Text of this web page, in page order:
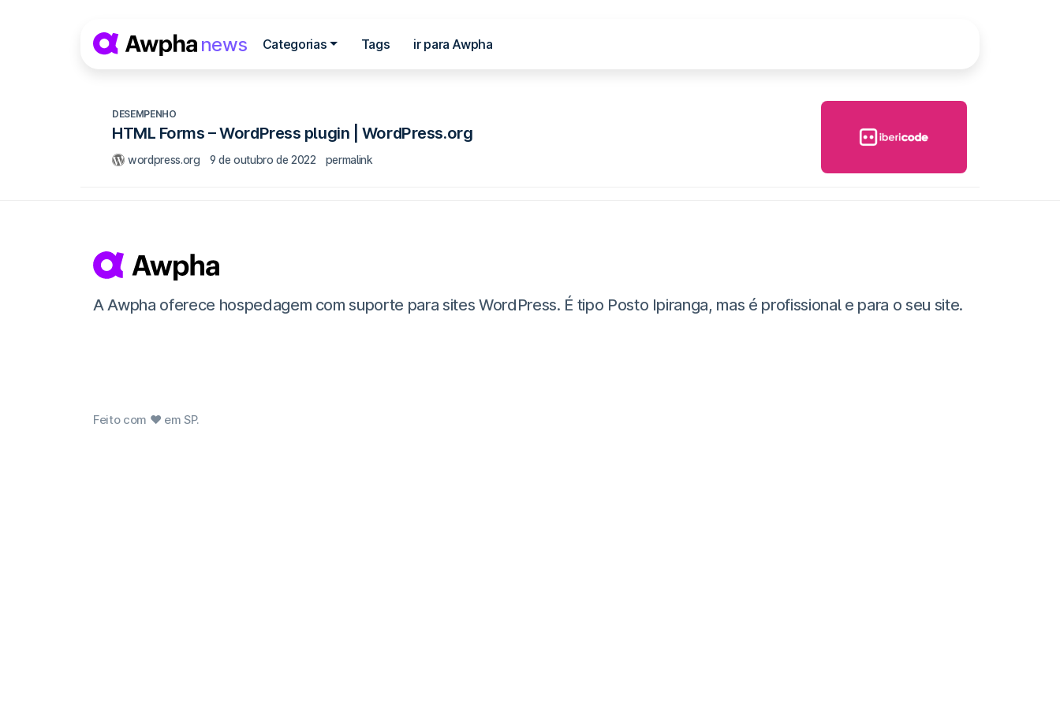
DESEMPENHO
HTML Forms – WordPress plugin | WordPress.org
wordpress.org 9 de outubro de 2022 permalink
Navegação principal
news Categorias Tags ir para Awpha
A Awpha oferece hospedagem com suporte para sites WordPress. É tipo Posto Ipiranga, mas é profissional e para o seu site.
Feito com ❤ em SP.